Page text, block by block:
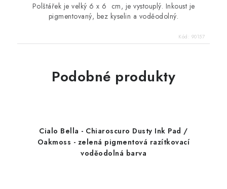
Polštářek je velký 6 x 6 cm, je vystouplý. Inkoust je
pigmentovaný, bez kyselin a voděodolný.
Kód: 90157
Podobné produkty
Cialo Bella - Chiaroscuro Dusty Ink Pad /
Oakmoss - zelená pigmentová razítkovací
voděodolná barva